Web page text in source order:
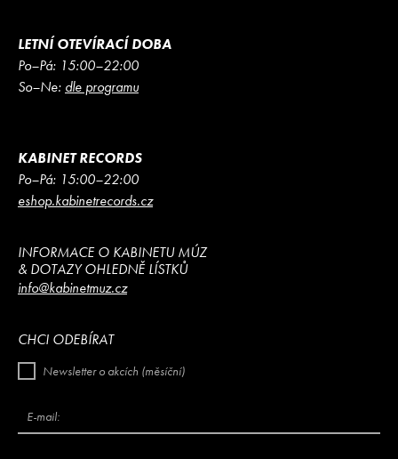
LETNÍ OTEVÍRACÍ DOBA
Po–Pá: 15:00–22:00
So–Ne: dle programu
KABINET RECORDS
Po–Pá: 15:00–22:00
eshop.kabinetrecords.cz
INFORMACE O KABINETU MÚZ
& DOTAZY OHLEDNĚ LÍSTKŮ
info@kabinetmuz.cz
CHCI ODEBÍRAT
Newsletter o akcích (měsíční)
E-mail: